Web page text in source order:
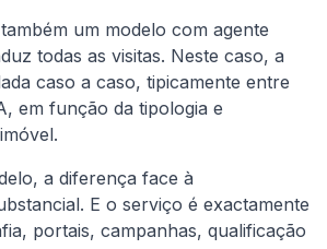
um modelo com agente
todas as visitas. Neste caso, a
caso a caso, tipicamente entre
em função da tipologia e
a diferença face à
E o serviço é exactamente
portais, campanhas, qualificação